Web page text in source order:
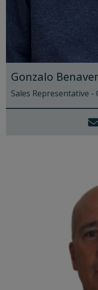
Gonzalo
Sales Representative -